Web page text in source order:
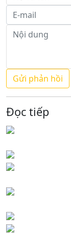
Đọc tiếp